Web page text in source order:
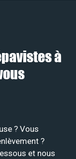
à
? Vous
?
et nous